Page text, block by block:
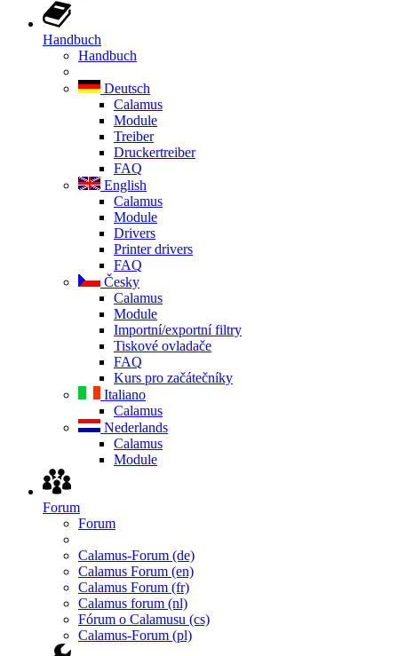
Handbuch
Handbuch
Deutsch
Calamus
Module
Treiber
Druckertreiber
FAQ
English
Calamus
Module
Drivers
Printer drivers
FAQ
Česky
Calamus
Module
Importní/exportní filtry
Tiskové ovladače
FAQ
Kurs pro začátečníky
Italiano
Calamus
Nederlands
Calamus
Module
Forum
Forum
Calamus-Forum (de)
Calamus Forum (en)
Calamus Forum (fr)
Calamus forum (nl)
Fórum o Calamusu (cs)
Calamus-Forum (pl)